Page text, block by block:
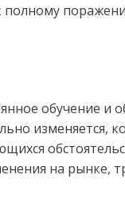
полному
обучение и
изменяется,
на рынке,